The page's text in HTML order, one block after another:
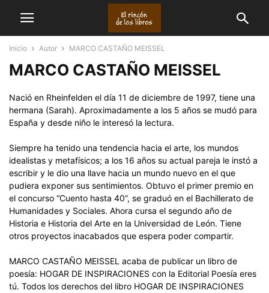
Inicio Autor MARCO CASTAÑO MEISSEL
MARCO CASTAÑO MEISSEL
Nació en Rheinfelden el día 11 de diciembre de 1997, tiene una
hermana (Sarah). Aproximadamente a los 5 años se mudó para
España y desde niño le interesó la lectura.
Siempre ha tenido una tendencia hacia el arte, los mundos
idealistas y metafísicos; a los 16 años su actual pareja le instó a
escribir y le dio una llave hacia un mundo nuevo en el que
pudiera exponer sus sentimientos. Obtuvo el primer premio en
el concurso “Cuento hasta 40”, se graduó en el Bachillerato de
Humanidades y Sociales. Ahora cursa el segundo año de
Historia e Historia del Arte en la Universidad de León. Tiene
otros proyectos inacabados que espera poder compartir.
MARCO CASTAÑO MEISSEL acaba de publicar un libro de
poesía: HOGAR DE INSPIRACIONES con la Editorial Poesía eres
tú. Todos los derechos del libro HOGAR DE INSPIRACIONES